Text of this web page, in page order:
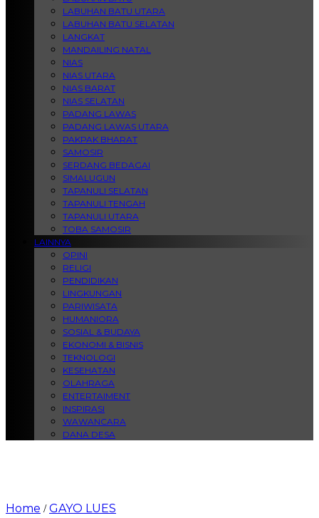
LABUHAN BATU UTARA
LABUHAN BATU SELATAN
LANGKAT
MANDAILING NATAL
NIAS
NIAS UTARA
NIAS BARAT
NIAS SELATAN
PADANG LAWAS
PADANG LAWAS UTARA
PAKPAK BHARAT
SAMOSIR
SERDANG BEDAGAI
SIMALUGUN
TAPANULI SELATAN
TAPANULI TENGAH
TAPANULI UTARA
TOBA SAMOSIR
LAINNYA
OPINI
RELIGI
PENDIDIKAN
LINGKUNGAN
PARIWISATA
HUMANIORA
SOSIAL & BUDAYA
EKONOMI & BISNIS
TEKNOLOGI
KESEHATAN
OLAHRAGA
ENTERTAIMENT
INSPIRASI
WAWANCARA
DANA DESA
Home /GAYO LUES